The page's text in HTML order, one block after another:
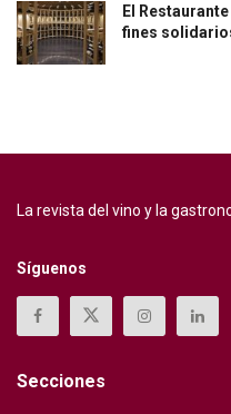
El
fines
La revista del vino y la
Síguenos
Secciones